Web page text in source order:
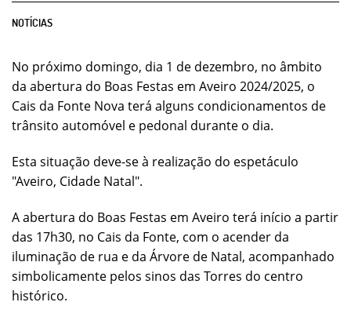
NOTÍCIAS
No próximo domingo, dia 1 de dezembro, no âmbito
da abertura do Boas Festas em Aveiro 2024/2025, o
Cais da Fonte Nova terá alguns condicionamentos de
trânsito automóvel e pedonal durante o dia.
Esta situação deve-se à realização do espetáculo
"Aveiro, Cidade Natal".
A abertura do Boas Festas em Aveiro terá início a partir
das 17h30, no Cais da Fonte, com o acender da
iluminação de rua e da Árvore de Natal, acompanhado
simbolicamente pelos sinos das Torres do centro
histórico.